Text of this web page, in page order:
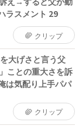
ラスメント 29
クリップ
大げさと言う父
ことの重大さを訴
は気配り上手パパ
クリップ